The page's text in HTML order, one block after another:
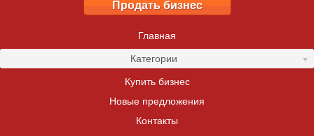
Продать бизнес
Главная
Категории
Купить бизнес
Новые предложения
Контакты